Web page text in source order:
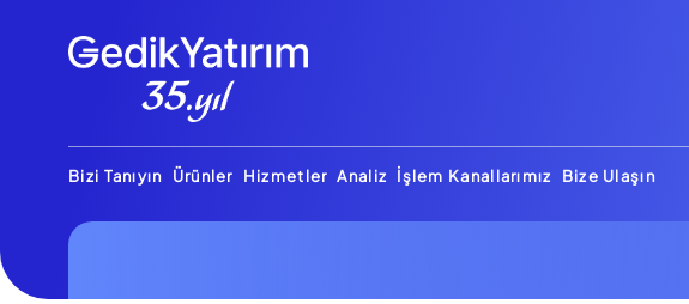
Bizi Tanıyın Ürünler Hizmetler Analiz İşlem Kanallarımız Bize Ulaşın